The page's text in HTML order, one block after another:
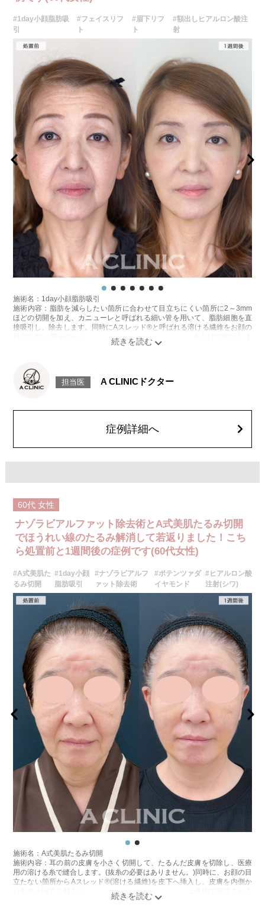
#1day小顔脂肪吸
引
#フェイスリフ
ト
#眉下リフ
ト
#額出しヒアルロン酸注
射
施術名：1day小顔脂肪吸引
施術内容：脂肪を減らしたい箇所に合わせて目立ちにくい箇所に2～3mm
ほどの切開を加え、カニューレと呼ばれる細い管を用いて、脂肪細胞を直
接吸引し、除去します。同時にAスレッド®と呼ばれる溶ける繊維をお顔の
目立たない部分から皮下へ挿入し、皮膚を内側から引き上げて固定しま
感などが術後一時的に生じることがございます。また、稀に貧血、細菌感
染症、左右差、施術箇所の知覚鈍麻、ぼこつき、硬結、瘢痕化、色素沈
顔の脂肪吸引箇所の追加 1ヶ所ごと+162,800円(税込)
オプション：笑気麻酔 3,300円(税込)
施術内容：皮膚の老化により生じた、顔のたるみを根本から改善する手術
です。耳の前の皮膚を切開し、たるんだ余計な皮膚を切除した後、丁寧に
施術時間：約30〜50分程
抜糸：施術5〜7日後にご来院して頂きます
リスク、副作用：腫れ、内出血、疼痛、むくみなどが術後一時的に生じる
ことがございます。また、極めて稀ですが、細菌感染症、左右差、色素沈
着、感覚障害、運動障害、創離開、肥厚性瘢痕、創部陥凹、耳介偏倚など
が生じることがございます。
費用：327,800円〜1,733,600円(税込)
施術名：眉下リフト
施術内容：上まぶたのたるみを解消し、目元をすっきりと若々しく見せる
ための施術です。眉の下縁に沿って皮膚を切開・切除し、余分な皮膚を取
り除いた上で丁寧に縫合します。切開部は眉のラインに沿うため、傷跡が
目立ちにくいのが特徴です。まぶたのたるみ具合や骨格に応じて、切除範
囲やデザインを個別に調整し、自然な仕上がりを目指します。
施術時間：約30分程
抜糸：施術5〜7日後にご来院して頂きます。(抜糸なしの場合は来院不要)
リスク、副作用：腫れ、内出血、疼痛などが術後一時的に生じることがご
ざいます。また、稀に細菌感染症、左右差、肥厚性瘢痕、兎眼、縫合糸の
露出、感覚鈍麻、傷痕の盛り上がり、凹み、色素沈着などが生じることが
ございます。
費用：437,800円(税込)〜932,800円(税込)
オプション：笑気麻酔 3,300円(税込)
担当医 A CLINICドクター
症例詳細へ
60代 女性
ナゾラビアルファット除去術とA式美肌たるみ切開
でほうれい線のたるみ解消して若返りました！こち
ら処置前と1週間後の症例です(60代女性)
#A式美肌た
るみ切開
#1day小顔
脂肪吸引
#ナゾラビアルフ
ァット除去術
#ポテンツァダ
イヤモンド
#ヒアルロン酸
注射(シワ)
施術名：A式美肌たるみ切開
施術内容：耳の前の皮膚を小さく切開して、たるんだ皮膚を切除し、医療
用の溶ける糸で縫合します。(抜糸の必要はありません。)同時に、お顔の目
立たない箇所からAスレッド®(溶ける繊維)を皮下へ挿入し、皮膚を内側か
ら引き上げてお顔をリフトアップします。Aスレッド®は体内で吸収される
過程でコラーゲンやエラスチンが生成されるため、吸収後もハリや弾力が